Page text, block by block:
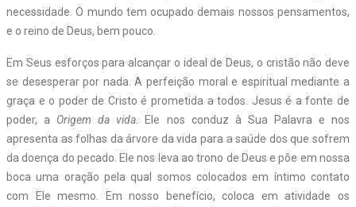
necessidade. O mundo tem ocupado demais nossos pensamentos,
e o reino de Deus, bem pouco.
Em Seus esforços para alcançar o ideal de Deus, o cristão não deve
se desesperar por nada. A perfeição moral e espiritual mediante a
graça e o poder de Cristo é prometida a todos. Jesus é a fonte de
poder, a Origem da vida . Ele nos conduz à Sua Palavra e nos
apresenta as folhas da árvore da vida para a saúde dos que sofrem
da doença do pecado. Ele nos leva ao trono de Deus e põe em nossa
boca uma oração pela qual somos colocados em íntimo contato
com Ele mesmo. Em nosso benefício, coloca em atividade os